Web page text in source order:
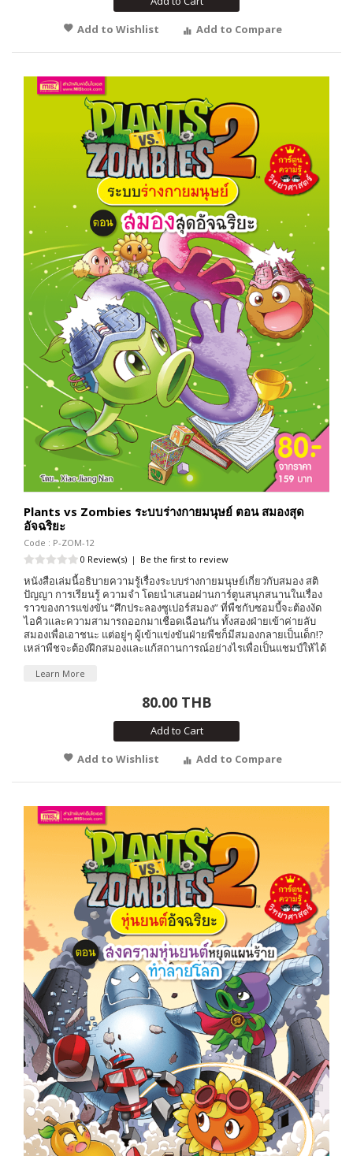
Add to Wishlist
Add to Compare
Plants vs Zombies ระบบร่างกายมนุษย์ ตอน สมองสุด
อัจฉริยะ
Code : P-ZOM-12
0 Review(s) | Be the first to review
หนังสือเล่มนี้อธิบายความรู้เรื่องระบบร่างกายมนุษย์เกี่ยวกับสมอง สติ
ปัญญา การเรียนรู้ ความจำ โดยนำเสนอผ่านการ์ตูนสนุกสนานในเรื่อง
ราวของการแข่งขัน “ศึกประลองซูเปอร์สมอง” ที่พืชกับซอมบี้จะต้องงัด
ไอคิวและความสามารถออกมาเชือดเฉือนกัน ทั้งสองฝ่ายเข้าค่ายลับ
สมองเพื่อเอาชนะ แต่อยู่ๆ ผู้เข้าแข่งขันฝ่ายพืชก็มีสมองกลายเป็นเด็ก!?
เหล่าพืชจะต้องฝึกสมองและแก้สถานการณ์อย่างไรเพื่อเป็นแชมป์ให้ได้
Learn More
80.00 THB
Add to Cart
Add to Wishlist
Add to Compare